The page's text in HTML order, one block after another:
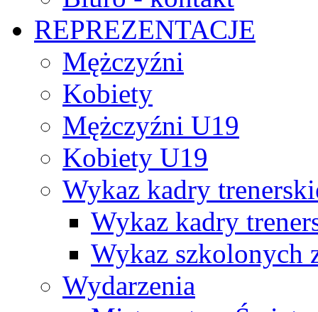
REPREZENTACJE
Mężczyźni
Kobiety
Mężczyźni U19
Kobiety U19
Wykaz kadry
Wykaz kadry
Wykaz szkolonych
Wydarzenia